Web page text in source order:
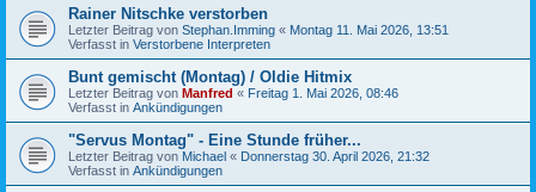
Rainer Nitschke verstorben
Letzter Beitrag von Stephan.Imming « Montag 11. Mai 2026, 13:51
Verfasst in Verstorbene Interpreten
Bunt gemischt (Montag) / Oldie Hitmix
Letzter Beitrag von Manfred « Freitag 1. Mai 2026, 08:46
Verfasst in Ankündigungen
"Servus Montag" - Eine Stunde früher...
Letzter Beitrag von Michael « Donnerstag 30. April 2026, 21:32
Verfasst in Ankündigungen